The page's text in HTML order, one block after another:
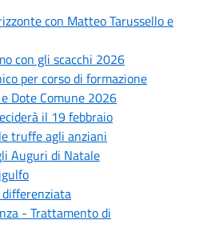
con Matteo Tarussello e
con gli scacchi 2026
per corso di formazione
Dote Comune 2026
il 19 febbraio
truffe agli anziani
Auguri di Natale
- Trattamento di